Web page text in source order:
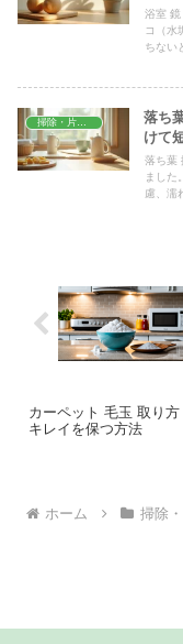
浴室 鏡
コ（水
ちない
掃除・片付け
落ち
けて
落ち葉
ました
慮、濡
カーペット 毛玉 取り
キレイを保つ方法
ホーム 掃除